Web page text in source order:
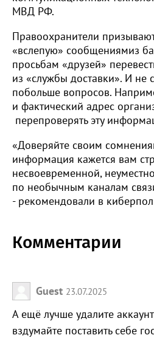
МВД РФ.
Правоохранители
«вслепую» сообщениямиз
просьбам «друзей»
из «службы доставки». И не
побольше вопросов.
и фактический адрес
перепроверять эту
«Доверяйте своим
информация кажется вам
несвоевременной,
по необычным каналам
- рекомендовали в
Комментарии
Guest 23.07.2025
А ещё лучше удалите
вздумайте поставить себе